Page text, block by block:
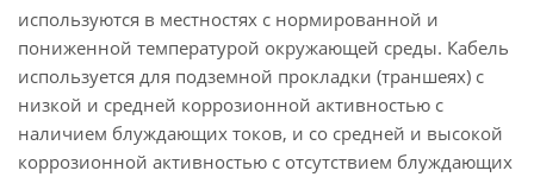
используются в местностях с нормированной и
пониженной температурой окружающей среды. Кабель
используется для подземной прокладки (траншеях) с
низкой и средней коррозионной активностью с
наличием блуждающих токов, и со средней и высокой
коррозионной активностью с отсутствием блуждающих